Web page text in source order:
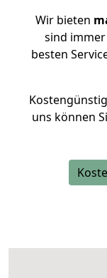
Wir bieten
sind
besten
uns können